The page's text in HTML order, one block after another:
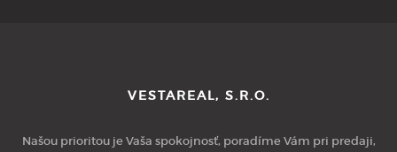
VESTAREAL, S.R.O.
Našou prioritou je Vaša spokojnosť, poradíme Vám pri predaji,